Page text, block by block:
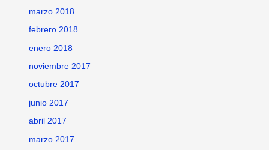
marzo 2018
febrero 2018
enero 2018
noviembre 2017
octubre 2017
junio 2017
abril 2017
marzo 2017